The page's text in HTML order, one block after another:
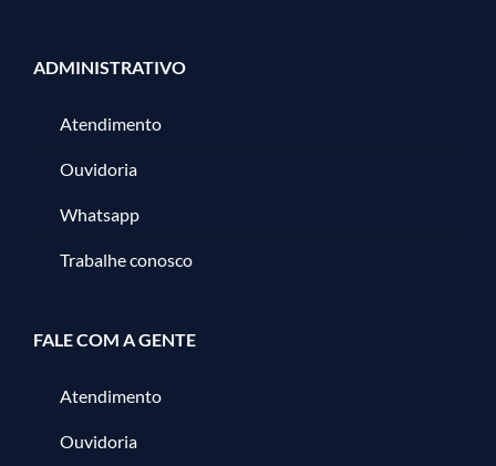
ADMINISTRATIVO
Atendimento
Ouvidoria
Whatsapp
Trabalhe conosco
FALE COM A GENTE
Atendimento
Ouvidoria